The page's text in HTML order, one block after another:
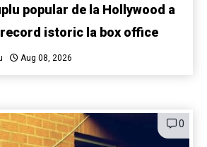
popular de la Hollywood a
istoric la box office
Aug 08, 2026
0